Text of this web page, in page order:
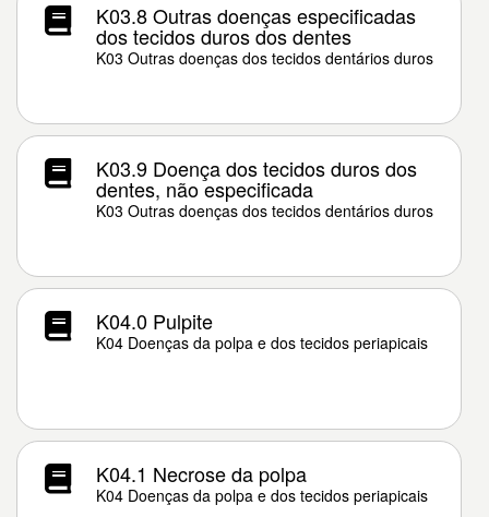
K03.8 Outras doenças especificadas
dos tecidos duros dos dentes
K03 Outras doenças dos tecidos dentários duros
K03.9 Doença dos tecidos duros dos
dentes, não especificada
K03 Outras doenças dos tecidos dentários duros
K04.0 Pulpite
K04 Doenças da polpa e dos tecidos periapicais
K04.1 Necrose da polpa
K04 Doenças da polpa e dos tecidos periapicais